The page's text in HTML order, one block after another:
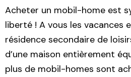
Acheter un mobil-home est
liberté ! A vous les vacances
résidence secondaire de
d’une maison entièrement
plus de mobil-homes sont